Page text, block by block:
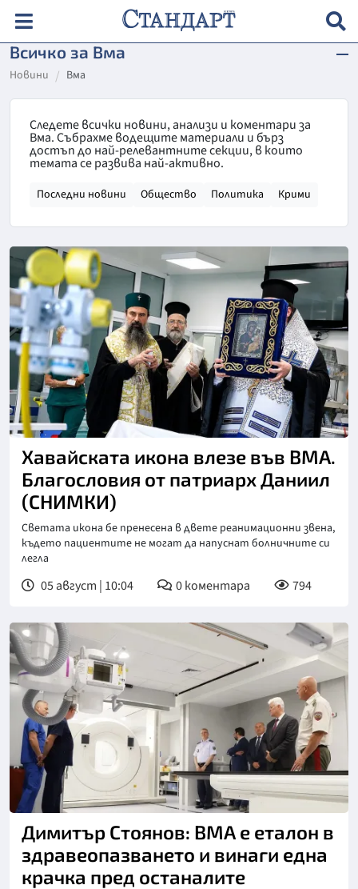
Всичко за Вма
Новини Вма
Следете всички новини, анализи и коментари за
Вма. Събрахме водещите материали и бърз
достъп до най-релевантните секции, в които
темата се развива най-активно.
Последни новини Общество Политика Крими
Хавайската икона влезе във ВМА.
Благословия от патриарх Даниил
(СНИМКИ)
Светата икона бе пренесена в двете реанимационни звена,
където пациентите не могат да напуснат болничните си
легла
05 август | 10:04 0коментара 794
Димитър Стоянов: ВМА е еталон в
здравеопазването и винаги една
крачка пред останалите